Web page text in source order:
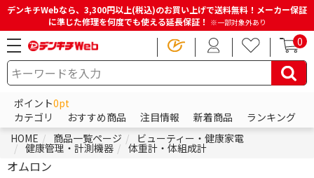
デンキチWebなら、3,300円以上(税込)のお買い上げで送料無料！メーカー保証
に準じた修理を何度でも使える延長保証！ ※一部対象外あり
0
ポイント0pt
カテゴリ
おすすめ商品 注目情報 新着商品
ランキング
HOME
商品一覧ページ ビューティー・健康家電
健康管理・計測機器 体重計・体組成計
オムロン